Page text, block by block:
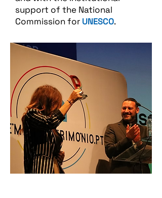
support of the National
Commission for UNESCO.